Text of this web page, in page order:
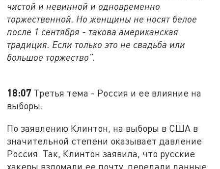
чистой и невинной и одновременно
торжественной. Но женщины не носят белое
после 1 сентября - такова американская
традиция. Если только это не свадьба или
большое торжество".
18:07 Третья тема - Россия и ее влияние на
выборы.
По заявлению Клинтон, на выборы в США в
значительной степени оказывает давление
Россия. Так, Клинтон заявила, что русские
хакеры взломали ее почту, передали данные